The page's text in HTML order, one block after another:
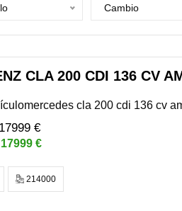
Cambio
CLA 200 CDI 136 CV
cla 200 cdi 136 cv
17999 €
17999 €
214000